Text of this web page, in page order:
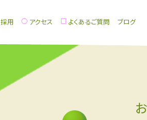
採用 アクセス よくあるご質問 ブログ